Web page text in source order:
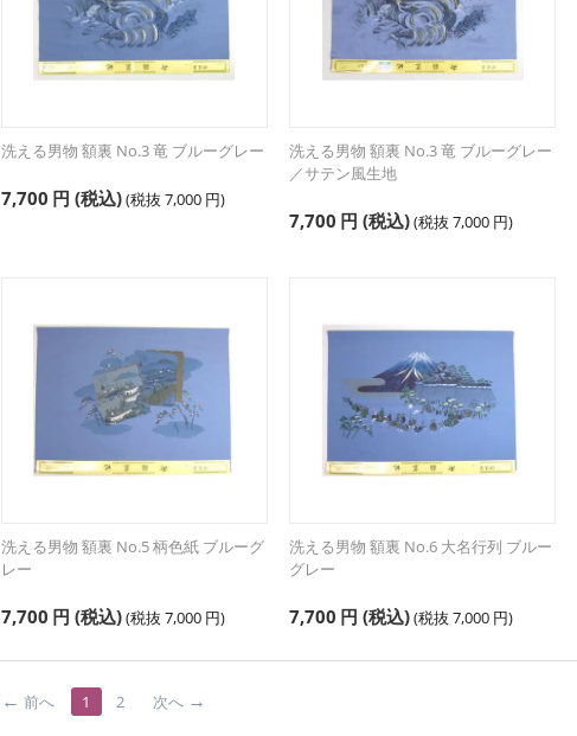
洗える男物 額裏 No.3 竜 ブルーグレー
7,700 円 (税込)(税抜 7,000 円)
洗える男物 額裏 No.3 竜 ブルーグレー
／サテン風生地
7,700 円 (税込)(税抜7,000 円)
洗える男物 額裏 No.5 柄色紙 ブルーグ
レー
7,700 円 (税込)(税抜 7,000 円)
洗える男物 額裏 No.6 大名行列 ブルー
グレー
7,700 円 (税込)(税抜7,000 円)
前へ 1 2 次へ